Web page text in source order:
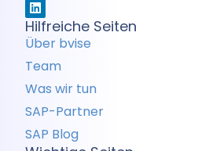
Hilfreiche Seiten
Über bvise
Team
Was wir tun
SAP-Partner
SAP Blog